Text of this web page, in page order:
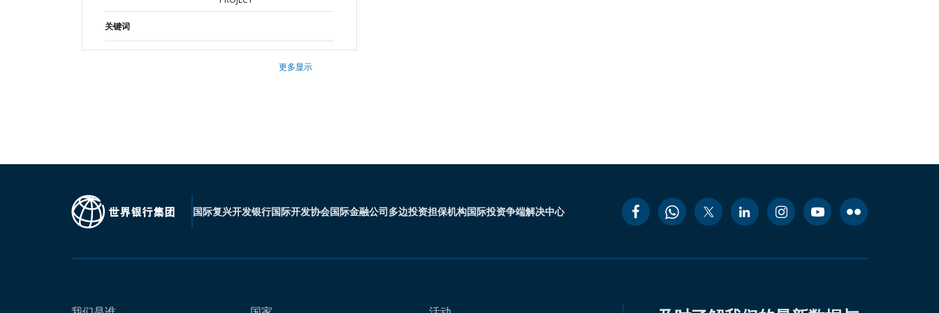
关键词
更多显示
国际复兴开发银行国际开发协会国际金融公司多边投资担保机构国际投资争端解决中心